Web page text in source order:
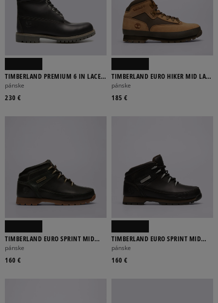
TIMBERLAND PREMIUM 6 IN LACE
WP BOOT
pánske
230 €
TIMBERLAND EURO HIKER MID LACE
BOOT
pánske
185 €
TIMBERLAND EURO SPRINT MID
LACE BOOT
pánske
160 €
TIMBERLAND EURO SPRINT MID
LACE BOOT
pánske
160 €